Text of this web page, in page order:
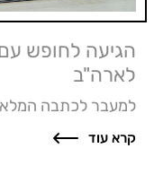
הגיעה לחופש עם
לארה"ב
למעבר לכתבה
קרא עוד